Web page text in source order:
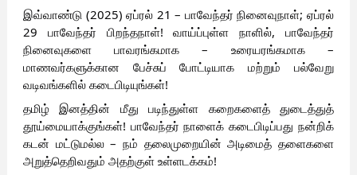
இவ்வாண்டு (2025) ஏப்ரல் 21 – பாவேந்தர் நினைவுநாள்; ஏப்ரல்
29 பாவேந்தர் பிறந்தநாள்! வாய்ப்புள்ள நாளில், பாவேந்தர்
நினைவுகளை பாவரங்கமாக – உரையரங்கமாக –
மாணவர்களுக்கான பேச்சுப் போட்டியாக மற்றும் பல்வேறு
வடிவங்களில் கடைபிடியுங்கள்!
தமிழ் இனத்தின் மீது படிந்துள்ள கறைகளைத் துடைத்துத்
தூய்மையாக்குங்கள்! பாவேந்தர் நாளைக் கடைபிடிப்பது நன்றிக்
கடன் மட்டுமல்ல – நம் தலைமுறையின் அடிமைத் தளைகளை
அறுத்தெறிவதும் அதற்குள் உள்ளடக்கம்!